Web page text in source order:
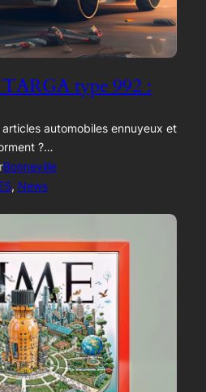
type 992 :
automobiles ennuyeux et
?…
Bonneville
, News